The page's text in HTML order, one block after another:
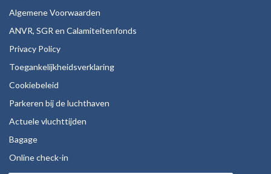
Algemene Voorwaarden
ANVR, SGR en Calamiteitenfonds
Privacy Policy
Toegankelijkheidsverklaring
Cookiebeleid
Parkeren bij de luchthaven
Actuele vluchttijden
Bagage
Online check-in